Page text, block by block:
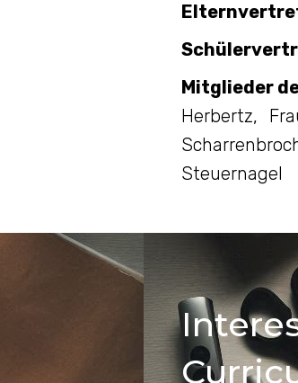
Mitglieder
Herbertz,
Steuernagel